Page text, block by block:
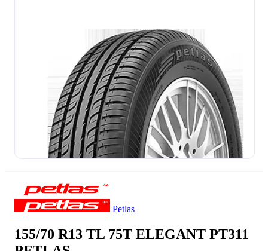
Petlas
155/70 R13 TL 75T ELEGANT PT311